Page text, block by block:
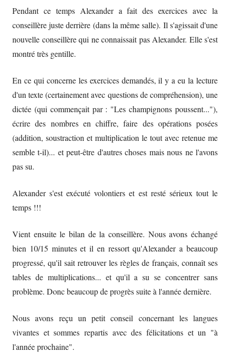
Pendant ce temps Alexander a fait des exercices avec la
conseillère juste derrière (dans la même salle). Il s'agissait d'une
nouvelle conseillère qui ne connaissait pas Alexander. Elle s'est
montré très gentille.
En ce qui concerne les exercices demandés, il y a eu la lecture
d'un texte (certainement avec questions de compréhension), une
dictée (qui commençait par : "Les champignons poussent..."),
écrire des nombres en chiffre, faire des opérations posées
(addition, soustraction et multiplication le tout avec retenue me
semble t-il)... et peut-être d'autres choses mais nous ne l'avons
pas su.
Alexander s'est exécuté volontiers et est resté sérieux tout le
temps !!!
Vient ensuite le bilan de la conseillère. Nous avons échangé
bien 10/15 minutes et il en ressort qu'Alexander a beaucoup
progressé, qu'il sait retrouver les règles de français, connaît ses
tables de multiplications... et qu'il a su se concentrer sans
problème. Donc beaucoup de progrès suite à l'année dernière.
Nous avons reçu un petit conseil concernant les langues
vivantes et sommes repartis avec des félicitations et un "à
l'année prochaine".